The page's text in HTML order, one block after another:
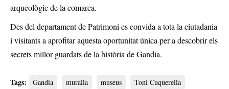
arqueològic de la comarca.
Des del departament de Patrimoni es convida a tota la ciutadania
i visitants a aprofitar aquesta oportunitat única per a descobrir els
secrets millor guardats de la història de Gandia.
Tags: Gandia muralla museus Toni Cuquerella